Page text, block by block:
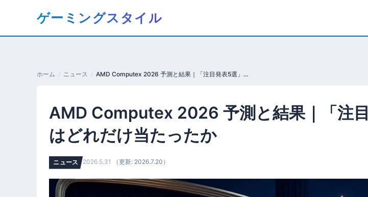
テ
ゲーミングスタイル
ホーム ニュース AMD Computex 2026 予測と結果｜「注目発表5選」はどれだけ当たったか
AMD Computex 2026 予測と結果｜「注目
はどれだけ当たったか
ニュース 2026.5.31 （更新: 2026.7.20）